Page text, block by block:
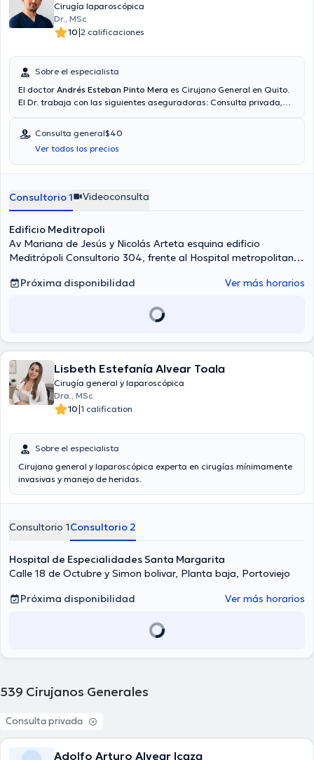
Cirugía laparoscópica
Dr., MSc
10|2 calificaciones
Sobre el especialista
El doctor Andrés Esteban Pinto Mera es Cirujano General en Quito.
El Dr. trabaja con las siguientes aseguradoras: Consulta privada,
con el médico especialista Andrés Esteban Pinto Mera es de $40. En
su consultorio abarca todo lo relacionado con Apendicitis, Cirugía
digestiva, Hernias, Cirugía de vesícula biliar.
Consulta general$40
Ver todos los precios
Consultorio 1 Videoconsulta
Edificio Meditropoli
Av Mariana de Jesús y Nicolás Arteta esquina edificio
Meditrópoli Consultorio 304, frente al Hospital metropolitano,
Próxima disponibilidad
Ver más horarios
Lisbeth Estefanía Alvear Toala
Cirugía general y laparoscópica
Dra., MSc
10|1 calification
Sobre el especialista
Cirujana general y laparoscópica experta en cirugías mínimamente
invasivas y manejo de heridas.
Consultorio 1Consultorio 2
Hospital de Especialidades Santa Margarita
Calle 18 de Octubre y Simon bolivar, Planta baja, Portoviejo
Próxima disponibilidad
Ver más horarios
539 Cirujanos Generales
Consulta privada
Adolfo Arturo Alvear Icaza